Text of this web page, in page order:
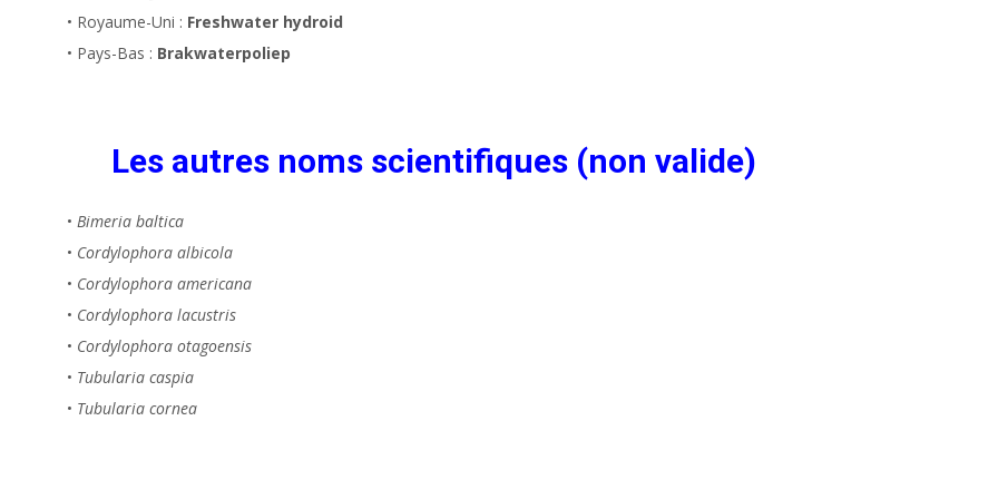
• Royaume-Uni : Freshwater hydroid
• Pays-Bas : Brakwaterpoliep
Les autres noms scientifiques (non valide)
• Bimeria baltica
• Cordylophora albicola
• Cordylophora americana
• Cordylophora lacustris
• Cordylophora otagoensis
• Tubularia caspia
• Tubularia cornea